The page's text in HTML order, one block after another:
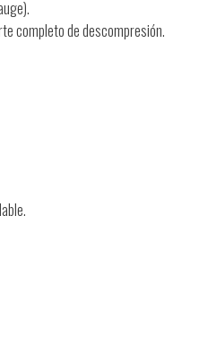
completo de descompresión.